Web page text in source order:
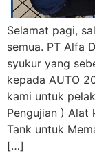
Selamat pagi,
semua. PT Alfa
syukur yang
kepada AUTO
kami untuk
Pengujian ) Alat
Tank untuk
[…]